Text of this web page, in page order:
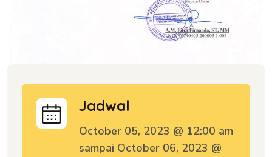
Jadwal
October 05, 2023 @ 12:00 am
sampai October 06, 2023 @